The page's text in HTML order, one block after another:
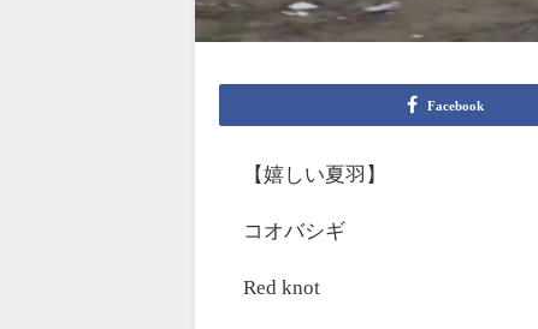
Facebook
【嬉しい夏羽】
コオバシギ
Red knot